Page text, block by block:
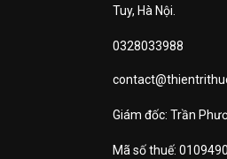
Tuy, Hà Nội.
0328033988
Giám đốc: Trần
Mã số thuế: